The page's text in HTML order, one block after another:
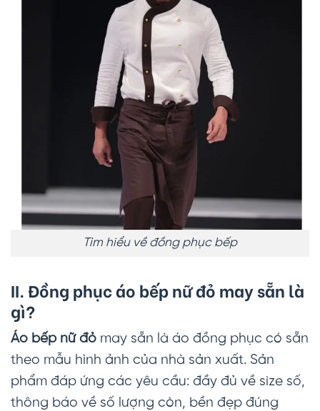
Tìm hiểu về đồng phục bếp
II. Đồng phục áo bếp nữ đỏ may sẵn là
gì?
Áo bếp nữ đỏ may sẵn là áo đồng phục có sẵn
theo mẫu hình ảnh của nhà sản xuất. Sản
phẩm đáp ứng các yêu cầu: đầy đủ về size số,
thông báo về số lượng còn, bền đẹp đúng